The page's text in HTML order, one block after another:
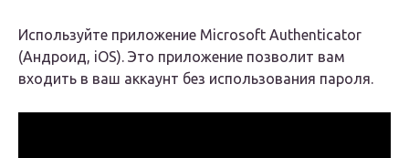
Используйте приложение Microsoft Authenticator
(Андроид, iOS). Это приложение позволит вам
входить в ваш аккаунт без использования пароля.